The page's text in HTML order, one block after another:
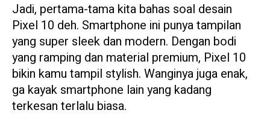
Jadi, pertama-tama kita bahas soal desain
Pixel 10 deh. Smartphone ini punya tampilan
yang super sleek dan modern. Dengan bodi
yang ramping dan material premium, Pixel 10
bikin kamu tampil stylish. Wanginya juga enak,
ga kayak smartphone lain yang kadang
terkesan terlalu biasa.